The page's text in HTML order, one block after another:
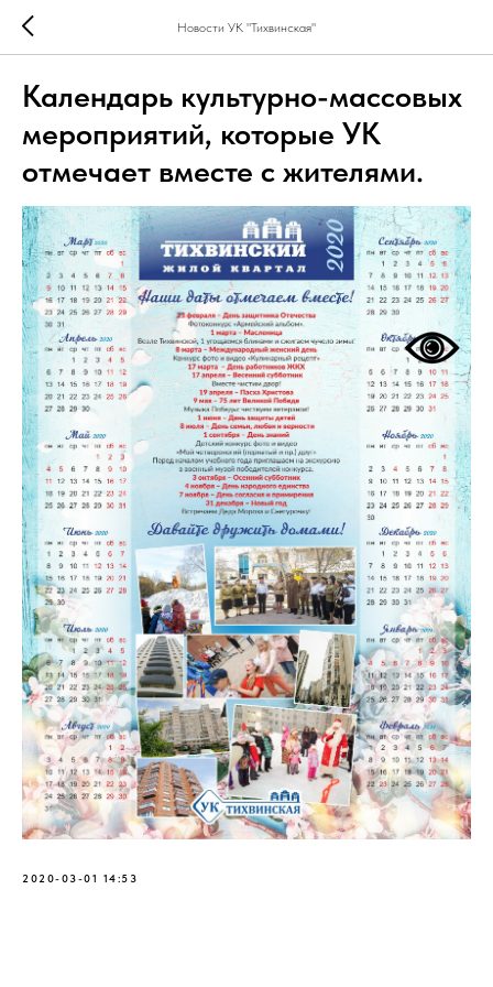
Новости УК "Тихвинская"
Календарь культурно-массовых
мероприятий, которые УК
отмечает вместе с жителями.
2020-03-01 14:53